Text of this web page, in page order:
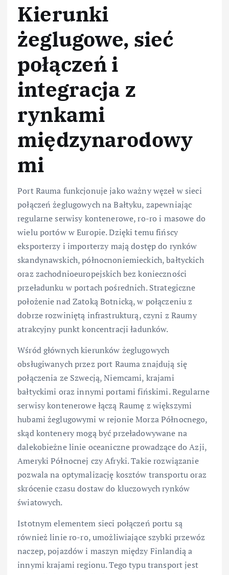
Kierunki
żeglugowe, sieć
połączeń i
integracja z
rynkami
międzynarodowy
mi
Port Rauma funkcjonuje jako ważny węzeł w sieci
połączeń żeglugowych na Bałtyku, zapewniając
regularne serwisy kontenerowe, ro-ro i masowe do
wielu portów w Europie. Dzięki temu fińscy
eksporterzy i importerzy mają dostęp do rynków
skandynawskich, północnoniemieckich, bałtyckich
oraz zachodnioeuropejskich bez konieczności
przeładunku w portach pośrednich. Strategiczne
położenie nad Zatoką Botnicką, w połączeniu z
dobrze rozwiniętą infrastrukturą, czyni z Raumy
atrakcyjny punkt koncentracji ładunków.
Wśród głównych kierunków żeglugowych
obsługiwanych przez port Rauma znajdują się
połączenia ze Szwecją, Niemcami, krajami
bałtyckimi oraz innymi portami fińskimi. Regularne
serwisy kontenerowe łączą Raumę z większymi
hubami żeglugowymi w rejonie Morza Północnego,
skąd kontenery mogą być przeładowywane na
dalekobieżne linie oceaniczne prowadzące do Azji,
Ameryki Północnej czy Afryki. Takie rozwiązanie
pozwala na optymalizację kosztów transportu oraz
skrócenie czasu dostaw do kluczowych rynków
światowych.
Istotnym elementem sieci połączeń portu są
również linie ro-ro, umożliwiające szybki przewóz
naczep, pojazdów i maszyn między Finlandią a
innymi krajami regionu. Tego typu transport jest